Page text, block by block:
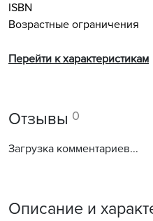
ISBN
Возрастные ограничения
Перейти к характеристикам
Отзывы 0
Загрузка комментариев...
Описание и